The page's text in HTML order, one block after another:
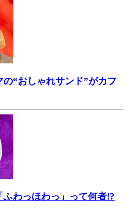
の“おしゃれサンド”がカフ
ふわっほわっ」って何者!?